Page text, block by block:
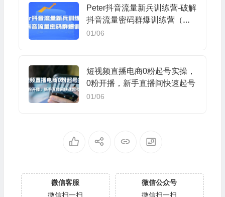
Peter抖音流量新兵训练营-破解
抖音流量密码群爆训练营（新
兵）
01/06
短视频直播电商0粉起号实操，
0粉开播，新手直播间快速起号
01/06
微信客服
微信扫一扫
微信公众号
微信扫一扫